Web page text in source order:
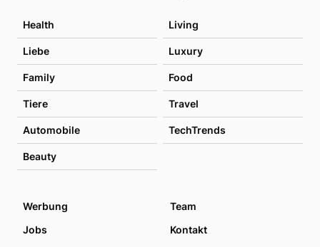
Health Living
Liebe Luxury
Family Food
Tiere Travel
Automobile TechTrends
Beauty
Werbung
Team
Jobs
Kontakt